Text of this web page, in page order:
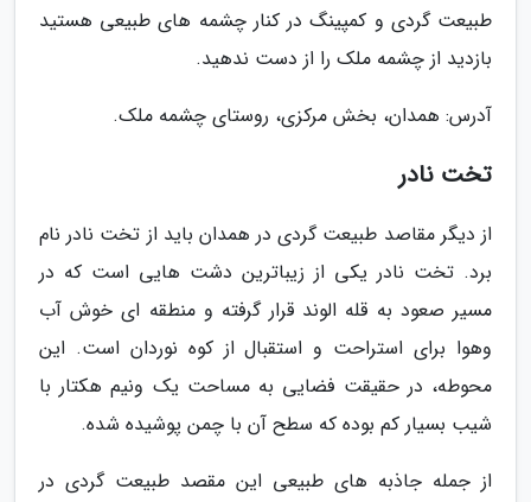
طبیعت گردی و کمپینگ در کنار چشمه های طبیعی هستید
بازدید از چشمه ملک را از دست ندهید.
آدرس: همدان، بخش مرکزی، روستای چشمه ملک.
تخت نادر
از دیگر مقاصد طبیعت گردی در همدان باید از تخت نادر نام
برد. تخت نادر یکی از زیباترین دشت هایی است که در
مسیر صعود به قله الوند قرار گرفته و منطقه ای خوش آب
وهوا برای استراحت و استقبال از کوه نوردان است. این
محوطه، در حقیقت فضایی به مساحت یک ونیم هکتار با
شیب بسیار کم بوده که سطح آن با چمن پوشیده شده.
از جمله جاذبه های طبیعی این مقصد طبیعت گردی در